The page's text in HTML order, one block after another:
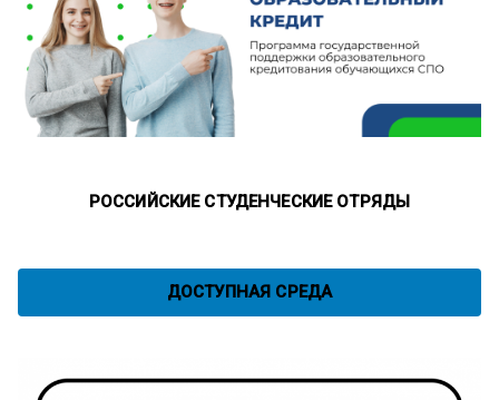
РОССИЙСКИЕ СТУДЕНЧЕСКИЕ ОТРЯДЫ
ДОСТУПНАЯ СРЕДА